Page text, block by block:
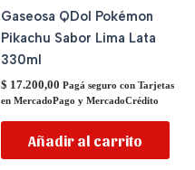
Gaseosa QDol Pokémon
Pikachu Sabor Lima Lata
330ml
$ 17.200,00 Pagá seguro con Tarjetas
en MercadoPago y MercadoCrédito
Añadir al carrito